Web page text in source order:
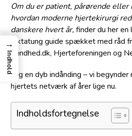
Om du er patient, pårørende eller
hvordan moderne hjertekirurgi
danskere hvert år, finder du her
faktatung guide spækket med råd
Sundhed.dk, Hjerteforeningen og
Tag en dyb indånding – vi begynder
hjertets netværk af årer lige nu.
Indholdsfortegnelse
→
Indhold